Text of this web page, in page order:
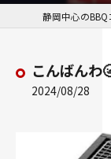
静岡中心のBBQ
こんばんわ
2024/08/28